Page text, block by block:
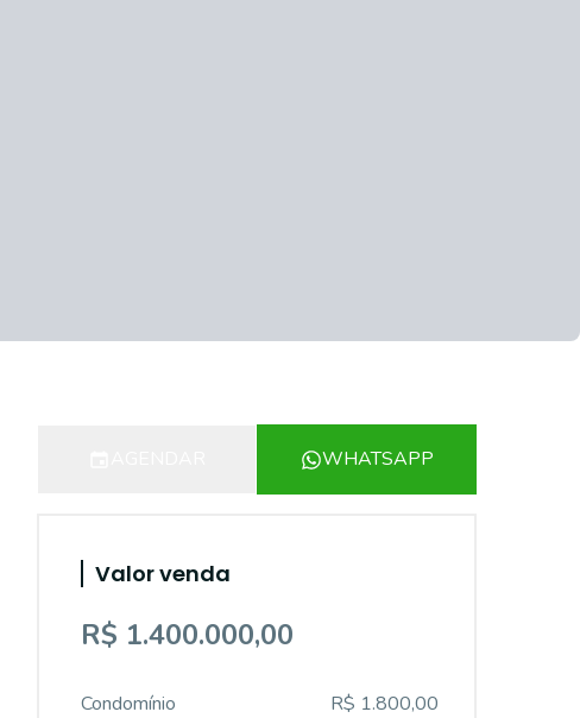
WHATSAPP
Valor venda
R$ 1.400.000,00
Condomínio R$ 1.800,00